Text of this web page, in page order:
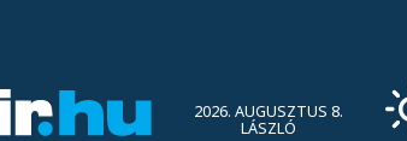
2026. AUGUSZTUS 8.
LÁSZLÓ